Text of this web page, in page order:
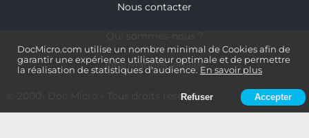
DocMicro.com utilise un nombre minimal de Cookies afin de
garantir une expérience utilisateur optimale et de permettre
la réalisation de statistiques d'audience. En savoir plus
Refuser Accepter
Nous contacter
Informations légales
- Tous droits réservés